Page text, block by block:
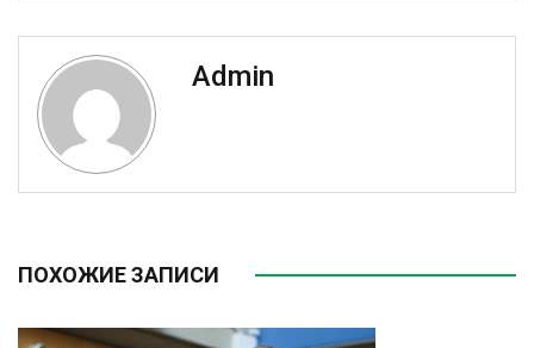
Admin
ПОХОЖИЕ ЗАПИСИ